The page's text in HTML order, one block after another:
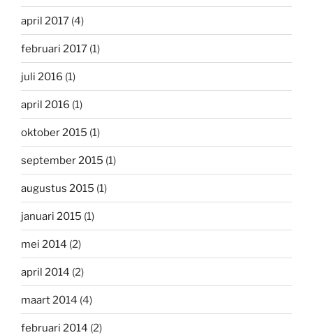
april 2017 (4)
februari 2017 (1)
juli 2016 (1)
april 2016 (1)
oktober 2015 (1)
september 2015 (1)
augustus 2015 (1)
januari 2015 (1)
mei 2014 (2)
april 2014 (2)
maart 2014 (4)
februari 2014 (2)